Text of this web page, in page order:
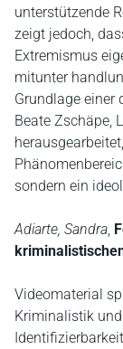
unterstützende
zeigt jedoch,
Extremismus
mitunter
Grundlage einer
Beate Zschäpe,
sondern ein
Adiarte, Sandra
Videomaterial
Kriminalistik